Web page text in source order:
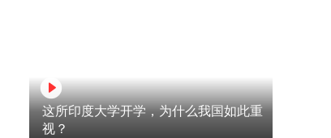
这所印度大学开学，为什么我国如此重
视？